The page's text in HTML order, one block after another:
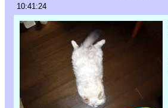
10:41:24